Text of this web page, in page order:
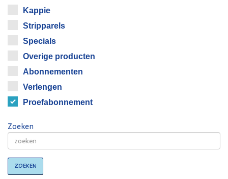
Kappie
Stripparels
Specials
Overige producten
Abonnementen
Verlengen
Proefabonnement
Zoeken
Zoeken